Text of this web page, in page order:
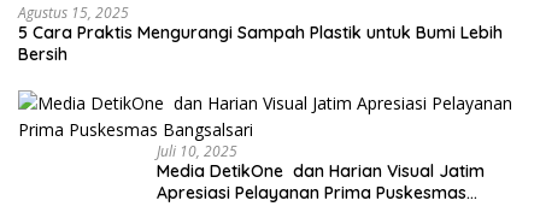
Agustus 15, 2025
5 Cara Praktis Mengurangi Sampah Plastik untuk Bumi Lebih
Bersih
Juli 10, 2025
Media DetikOne dan Harian Visual Jatim
Apresiasi Pelayanan Prima Puskesmas